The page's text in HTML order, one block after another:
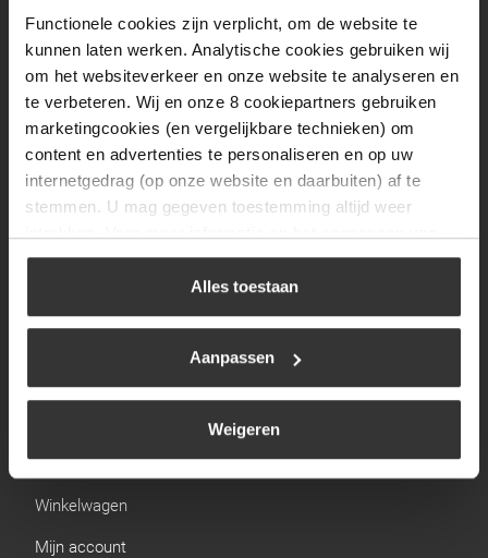
Functionele cookies zijn verplicht, om de website te
kunnen laten werken. Analytische cookies gebruiken wij
om het websiteverkeer en onze website te analyseren en
te verbeteren. Wij en onze 8 cookiepartners gebruiken
marketingcookies (en vergelijkbare technieken) om
content en advertenties te personaliseren en op uw
internetgedrag (op onze website en daarbuiten) af te
stemmen. U mag gegeven toestemming altijd weer
uw keuze op onze website verwijzen wij u naar ons
Alles toestaan
Aanpassen
Weigeren
Vrijdag
08:00 tot 17:00
Zaterdag
09:30 tot 12:00
Zondag
Gesloten
Navigatie
BBQ
Brandstoffen
Verwarming
Links
Winkelwagen
Mijn account